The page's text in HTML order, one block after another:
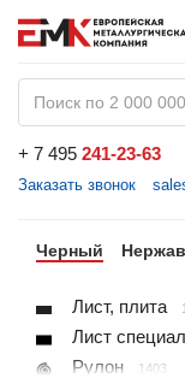
+ 7 495 241-23-63
Заказать звонок
Черный
Лист, плита
Лист
Рулон 1403